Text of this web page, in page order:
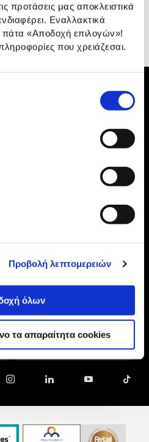
προτάσεις μας αποκλειστικά
Εναλλακτικά
πάτα «Αποδοχή επιλογών»!
που χρειάζεσαι.
Προβολή λεπτομερειών
όλων
τα απαραίτητα cookies